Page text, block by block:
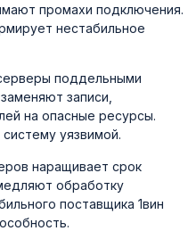
промахи подключения.
нестабильное
поддельными
записи,
на опасные ресурсы.
уязвимой.
наращивает срок
обработку
поставщика 1вин